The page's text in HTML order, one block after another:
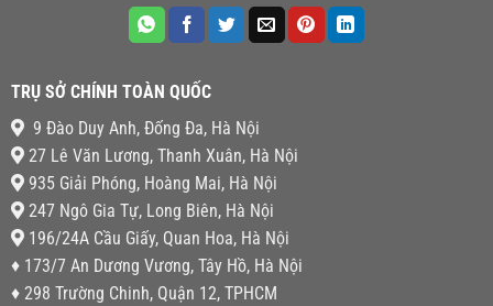
TRỤ SỞ CHÍNH TOÀN QUỐC
9 Đào Duy Anh, Đống Đa, Hà Nội
27 Lê Văn Lương, Thanh Xuân, Hà Nội
935 Giải Phóng, Hoàng Mai, Hà Nội
247 Ngô Gia Tự, Long Biên, Hà Nội
196/24A Cầu Giấy, Quan Hoa, Hà Nội
♦ 173/7 An Dương Vương, Tây Hồ, Hà Nội
♦ 298 Trường Chinh, Quận 12, TPHCM